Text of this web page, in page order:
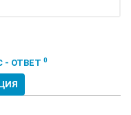
- ОТВЕТ 0